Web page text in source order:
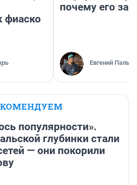
фиаско
почему его
Евгений
популярности».
глубинки стали
— они покорили